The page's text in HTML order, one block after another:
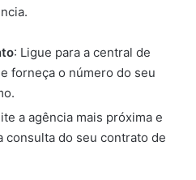
: Ligue para a central de
forneça o número do seu
a agência mais próxima e
consulta do seu contrato de